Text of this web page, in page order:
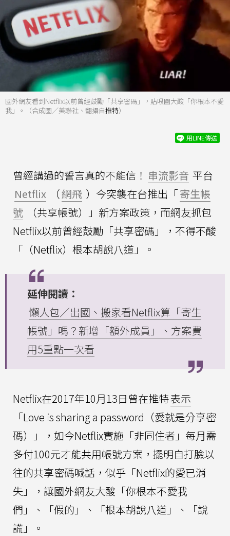
國外網友看到Netflix以前曾經鼓勵「共享密碼」，貼哏圖大酸「你根本不愛
我」。（合成圖／美聯社、翻攝自推特）
用LINE傳送
曾經講過的誓言真的不能信！ 串流影音 平台
Netflix
（網飛 ）今突襲在台推出「寄生帳
號
（共享帳號）」新方案政策，而網友抓包
Netflix以前曾經鼓勵「共享密碼」，不得不酸
「（Netflix）根本胡說八道」。
延伸閱讀：
懶人包／出國、搬家看Netflix算「寄生
帳號」嗎？新增「額外成員」、方案費
用5重點一次看
Netflix在2017年10月13日曾在推特表示
「Love is sharing a password（愛就是分享密
碼）」，如今Netflix實施「非同住者」每月需
多付100元才能共用帳號方案，擺明自打臉以
往的共享密碼喊話，似乎「Netflix的愛已消
失」，讓國外網友大酸「你根本不愛我
們」、「假的」、「根本胡說八道」、「說
謊」。